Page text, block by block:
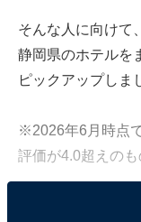
そんな人に向けて
静岡県のホテルを
ピックアップしま
※2026年6月時点
評価が4.0超えの
こ